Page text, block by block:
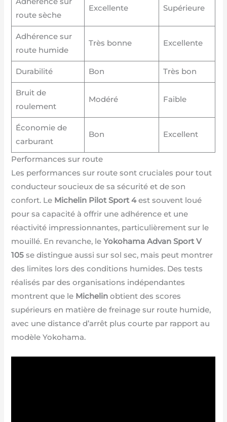
route sèche
Excellente Supérieure
Adhérence sur
route humide
Très bonne Excellente
Durabilité Bon Très bon
Bruit de
roulement
Modéré Faible
Économie de
carburant
Bon Excellent
Performances sur route
Les performances sur route sont cruciales pour tout
conducteur soucieux de sa sécurité et de son
confort. Le Michelin Pilot Sport 4est souvent loué
pour sa capacité à offrir une adhérence et une
réactivité impressionnantes, particulièrement sur le
mouillé. En revanche, leYokohama Advan Sport V
105 se distingue aussi sur sol sec, mais peut montrer
des limites lors des conditions humides. Des tests
réalisés par des organisations indépendantes
montrent que le Michelin obtient des scores
supérieurs en matière de freinage sur route humide,
avec une distance d’arrêt plus courte par rapport au
modèle Yokohama.